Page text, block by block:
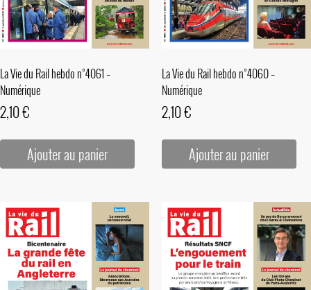
La Vie du Rail hebdo n°4061 –
Numérique
2,10€
Ajouter au panier
La Vie du Rail hebdo n°4060 –
Numérique
2,10€
Ajouter au panier